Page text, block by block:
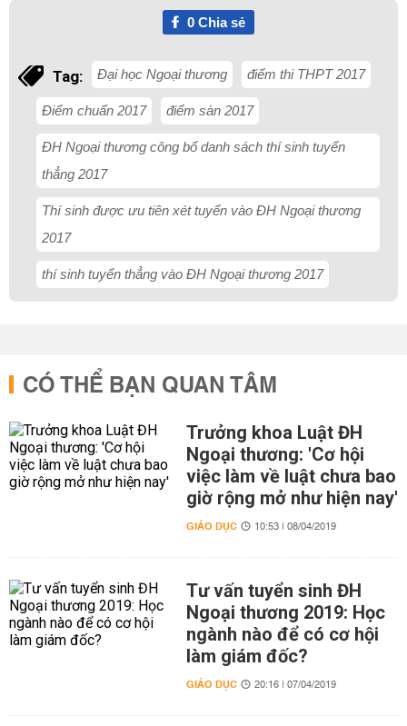
0Chia sẻ
Tag: Đại học Ngoại thương điểm thi THPT 2017
Điểm chuẩn 2017 điểm sàn 2017
ĐH Ngoại thương công bố danh sách thí sinh tuyển
thẳng 2017
Thí sinh được ưu tiên xét tuyển vào ĐH Ngoại thương
2017
thí sinh tuyển thẳng vào ĐH Ngoại thương 2017
CÓ THỂ BẠN QUAN TÂM
Trưởng khoa Luật ĐH
Ngoại thương: 'Cơ hội
việc làm về luật chưa bao
giờ rộng mở như hiện nay'
GIÁO DỤC 10:53 | 08/04/2019
Tư vấn tuyển sinh ĐH
Ngoại thương 2019: Học
ngành nào để có cơ hội
làm giám đốc?
GIÁO DỤC 20:16 | 07/04/2019